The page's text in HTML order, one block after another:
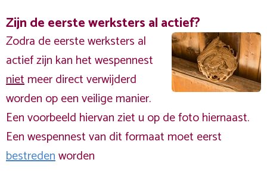
Zijn de eerste werksters al actief?
Zodra de eerste werksters al
actief zijn kan het wespennest
nietmeer direct verwijderd
worden op een veilige manier.
Een voorbeeld hiervan ziet u op de foto hiernaast.
Een wespennest van dit formaat moet eerst
bestredenworden